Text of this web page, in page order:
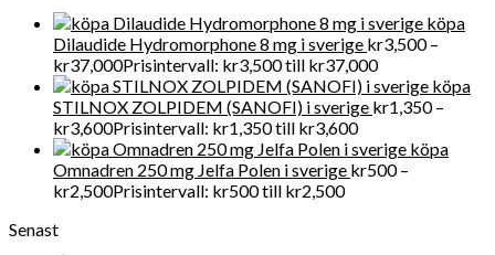
köpa
Dilaudide Hydromorphone 8 mg i sverige kr3,500 –
kr37,000Prisintervall: kr3,500 till kr37,000
köpa
STILNOX ZOLPIDEM (SANOFI) i sverige kr1,350 –
kr3,600Prisintervall: kr1,350 till kr3,600
köpa
Omnadren 250 mg Jelfa Polen i sverige kr500 –
kr2,500Prisintervall: kr500 till kr2,500
Senast